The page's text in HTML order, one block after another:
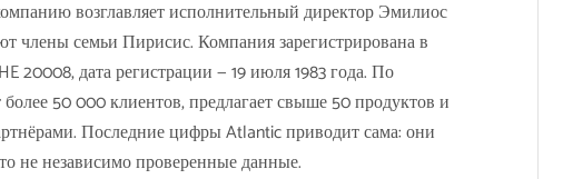
возглавляет исполнительный директор Эмилиос
члены семьи Пирисис. Компания зарегистрирована в
20008, дата регистрации — 19 июля 1983 года. По
50 000 клиентов, предлагает свыше 50 продуктов и
Последние цифры Atlantic приводит сама: они
не независимо проверенные данные.